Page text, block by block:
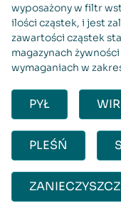
wyposażony w filtr
ilości cząstek, i jest
zawartości cząstek
magazynach
wymaganiach w
PYŁ
PLEŚŃ